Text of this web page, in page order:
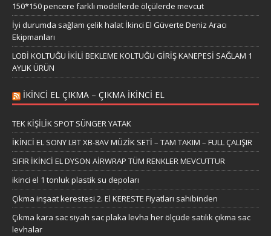
150*150 pencere farklı modellerde ölçülerde mevcut
İyi durumda sağlam çelik halat İkinci El Güverte Deniz Aracı
Ekipmanları
LOBİ KOLTUĞU İKİLİ BEKLEME KOLTUĞU GİRİŞ KANEPESİ SAĞLAM 1
AYLIK ÜRÜN
IKINCI EL ÇIKMA – ÇIKMA IKINCI EL
TEK KİŞİLİK SPOT SÜNGER YATAK
İKİNCİ EL SONY LBT XB-8AV MÜZİK SETİ – TAM TAKIM – FULL ÇALIŞIR
SIFIR İKİNCİ EL DYSON AİRWRAP TÜM RENKLER MEVCUTTUR
ikinci el 1 tonluk plastik su depoları
Çıkma inşaat kerestesi 2. El KERESTE Fiyatları sahibinden
Çıkma kara sac siyah sac plaka levha her ölçüde satılık çıkma sac
levhalar